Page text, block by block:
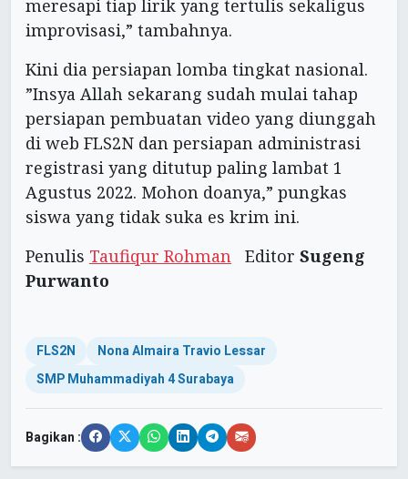
meresapi tiap lirik yang tertulis sekaligus
improvisasi,” tambahnya.
Kini dia persiapan lomba tingkat nasional.
”Insya Allah sekarang sudah mulai tahap
persiapan pembuatan video yang diunggah
di web FLS2N dan persiapan administrasi
registrasi yang ditutup paling lambat 1
Agustus 2022. Mohon doanya,” pungkas
siswa yang tidak suka es krim ini.
Penulis Taufiqur Rohman Editor Sugeng
Purwanto
FLS2N
Nona Almaira Travio Lessar
SMP Muhammadiyah 4 Surabaya
Bagikan :